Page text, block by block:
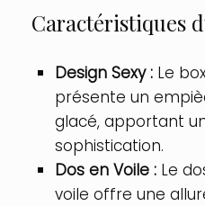
Caractéristiques
Design Sexy :Le
présente un
glacé, apportant
sophistication.
Dos en Voile :Le
voile offre une